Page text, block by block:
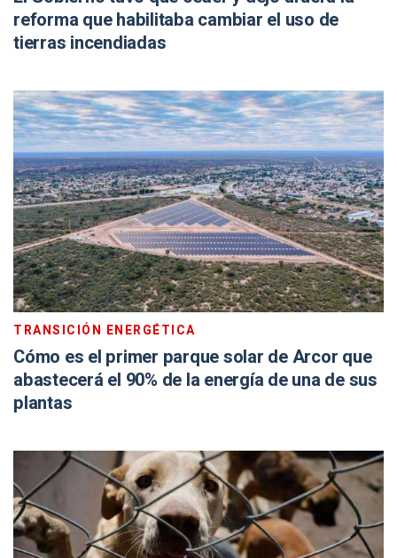
reforma que habilitaba cambiar el uso de
tierras incendiadas
TRANSICIÓN ENERGÉTICA
Cómo es el primer parque solar de Arcor que
abastecerá el 90% de la energía de una de sus
plantas